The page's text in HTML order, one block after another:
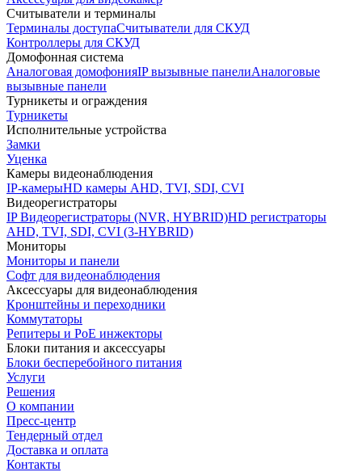
Считыватели и терминалы
Терминалы доступаСчитыватели для СКУД
Контроллеры для СКУД
Домофонная система
Аналоговая домофонияIP вызывные панелиАналоговые
вызывные панели
Турникеты и ограждения
Турникеты
Исполнительные устройства
Замки
Уценка
Камеры видеонаблюдения
IP-камерыHD камеры AHD, TVI, SDI, CVI
Видеорегистраторы
IP Видеорегистраторы (NVR, HYBRID)HD регистраторы
AHD, TVI, SDI, CVI (3-HYBRID)
Мониторы
Мониторы и панели
Софт для видеонаблюдения
Аксессуары для видеонаблюдения
Кронштейны и переходники
Коммутаторы
Репитеры и PoE инжекторы
Блоки питания и аксессуары
Блоки бесперебойного питания
Услуги
Решения
О компании
Пресс-центр
Тендерный отдел
Доставка и оплата
Контакты